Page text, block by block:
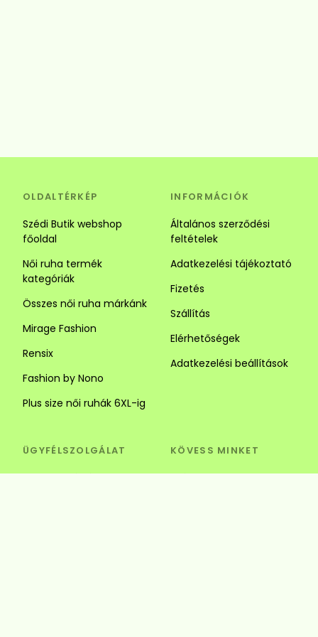
OLDALTÉRKÉP
Szédi Butik webshop
főoldal
Női ruha termék
kategóriák
Összes női ruha márkánk
Mirage Fashion
Rensix
Fashion by Nono
Plus size női ruhák 6XL-ig
INFORMÁCIÓK
Általános szerződési
feltételek
Adatkezelési tájékoztató
Fizetés
Szállítás
Elérhetőségek
Adatkezelési beállítások
ÜGYFÉLSZOLGÁLAT
Visszaküldés és csere
KÖVESS MINKET
Szédi Butik Webshop